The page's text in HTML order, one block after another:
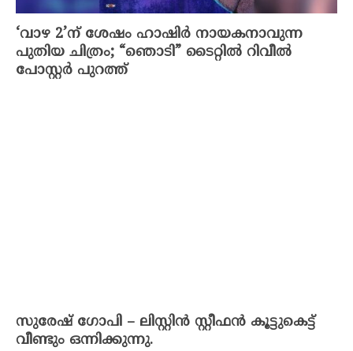
‘വാഴ 2’ന് ശേഷം ഹാഷിർ നായകനാവുന്ന
പുതിയ ചിത്രം; “ഞൊടി” ടൈറ്റിൽ റിവീൽ
പോസ്റ്റർ പുറത്ത്
സുരേഷ് ഗോപി – ലിസ്റ്റിൻ സ്റ്റീഫൻ കൂട്ടുകെട്ട്
വീണ്ടും ഒന്നിക്കുന്നു.